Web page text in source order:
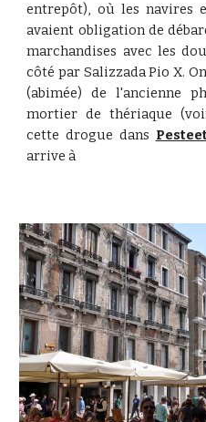
entrepôt), où les navires
avaient obligation de
marchandises avec les
côté par Salizzada Pio X.
(abimée) de l'ancienne
mortier de thériaque
cette drogue dans
arrive à